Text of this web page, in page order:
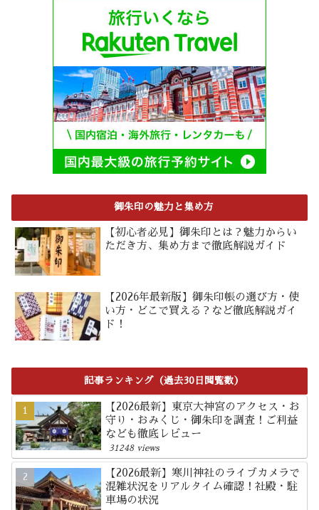
御朱印の魅力と集め方
【初心者必見】御朱印とは？魅力からい
ただき方、集め方まで徹底解説ガイド
【2026年最新版】御朱印帳の選び方・使
い方・どこで買える？など徹底解説ガイ
ド！
記事ランキング（過去30日閲覧数）
【2026最新】東京大神宮のアクセス・お
守り・おみくじ・御朱印を調査！ご利益
なども徹底レビュー
31248 views
【2026最新】寒川神社のライブカメラで
混雑状況をリアルタイム確認！社殿・駐
車場の状況